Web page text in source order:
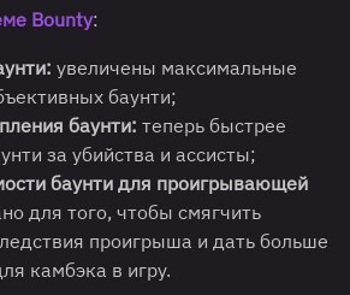
Bounty:
увеличены максимальные
баунти;
баунти: теперь быстрее
за убийства и ассисты;
баунти для проигрывающей
для того, чтобы смягчить
проигрыша и дать больше
камбэка в игру.